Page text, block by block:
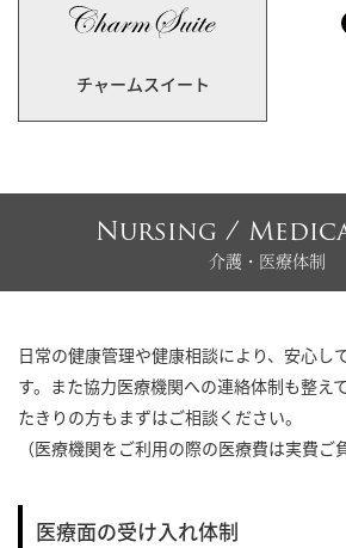
チャームスイート
Nursing /
介護・医療体制
日常の健康管理や健康相談により、安心し
す。また協力医療機関への連絡体制も整え
たきりの方もまずはご相談ください。
（医療機関をご利用の際の医療費は実費ご
医療面の受け入れ体制